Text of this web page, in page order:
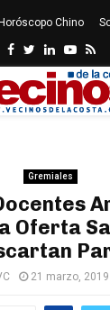
Horóscopo Chino
Facebook
Twitter
LinkedinRss
Gremiales
Oferta
21 marzo, 2019